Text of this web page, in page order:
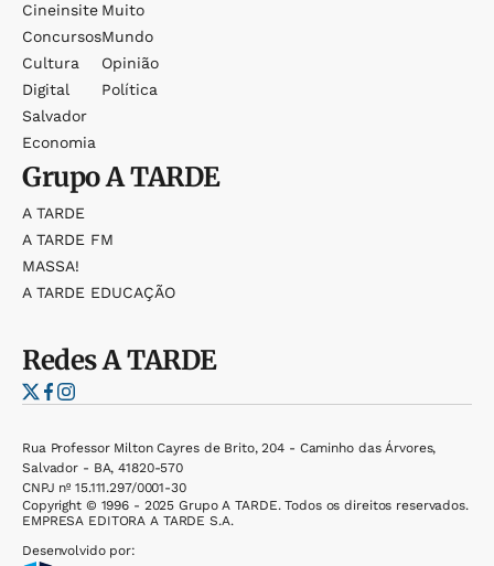
Cineinsite
Concursos
Cultura
Digital
Salvador
Economia
Muito
Mundo
Opinião
Política
GrupoA TARDE
A TARDE
A TARDE FM
MASSA!
A TARDE EDUCAÇÃO
RedesA TARDE
Rua Professor Milton Cayres de Brito, 204 - Caminho das Árvores,
Salvador - BA, 41820-570
CNPJ nº 15.111.297/0001-30
Copyright © 1996 - 2025 Grupo A TARDE. Todos os direitos reservados.
EMPRESA EDITORA A TARDE S.A.
Desenvolvido por: